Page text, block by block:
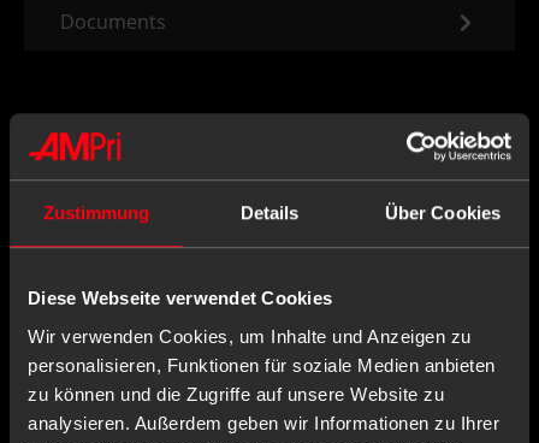
Zustimmung Details Über Cookies
Diese Webseite verwendet Cookies
Wir verwenden Cookies, um Inhalte und Anzeigen zu
personalisieren, Funktionen für soziale Medien anbieten
zu können und die Zugriffe auf unsere Website zu
analysieren. Außerdem geben wir Informationen zu Ihrer
Documents